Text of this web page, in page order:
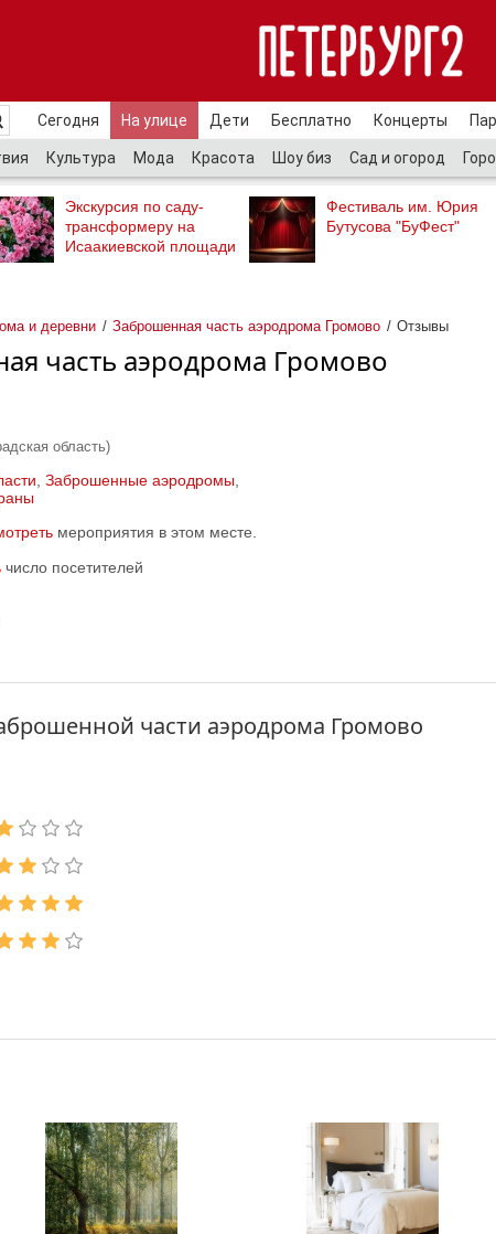
Сегодня На улице Дети Бесплатно Концерты
Культура Мода Красота Шоу биз Сад и огород
Экскурсия по саду-
трансформеру на
Исаакиевской площади
Фестиваль им. Юрия
Бутусова "БуФест"
и деревни Заброшенная часть аэродрома Громово Отзывы
часть аэродрома Громово
область)
Заброшенные аэродромы
мероприятия в этом месте.
число посетителей
части аэродрома Громово